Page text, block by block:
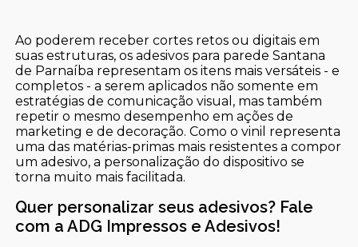
Ao poderem receber cortes retos ou digitais em
suas estruturas, os adesivos para parede Santana
de Parnaíba representam os itens mais versáteis - e
completos - a serem aplicados não somente em
estratégias de comunicação visual, mas também
repetir o mesmo desempenho em ações de
marketing e de decoração. Como o vinil representa
uma das matérias-primas mais resistentes a compor
um adesivo, a personalização do dispositivo se
torna muito mais facilitada.
Quer personalizar seus adesivos? Fale
com a ADG Impressos e Adesivos!